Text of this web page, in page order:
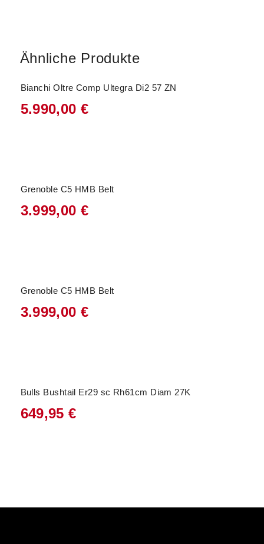
Ähnliche Produkte
Bianchi Oltre Comp Ultegra Di2 57 ZN
5.990,00 €
Grenoble C5 HMB Belt
3.999,00 €
Grenoble C5 HMB Belt
3.999,00 €
Bulls Bushtail Er29 sc Rh61cm Diam 27K
649,95€